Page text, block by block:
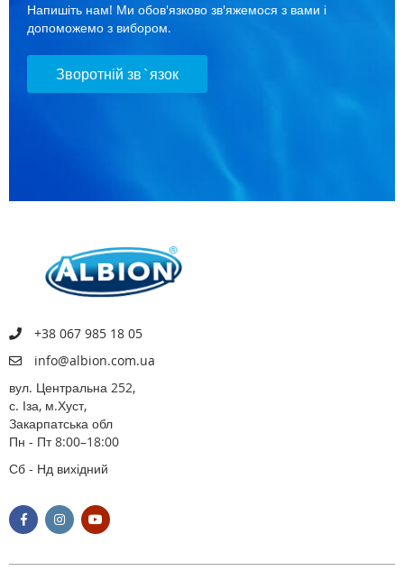
Напишіть нам! Ми обов'язково зв'яжемося з вами і
допоможемо з вибором.
Зворотній зв`язок
+38 067 985 18 05
info@albion.com.ua
вул. Центральна 252,
с. Іза, м.Хуст,
Закарпатська обл
Пн - Пт 8:00–18:00
Сб - Нд вихідний